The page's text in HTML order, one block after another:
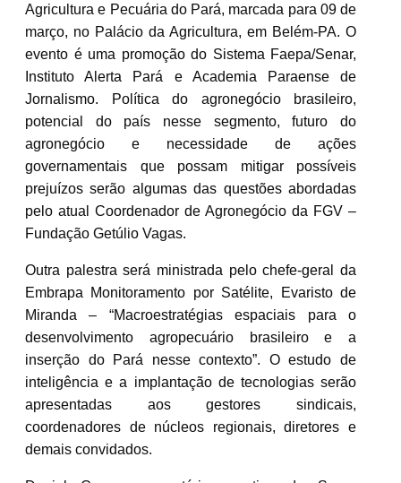
Agricultura e Pecuária do Pará, marcada para 09 de
março, no Palácio da Agricultura, em Belém-PA. O
evento é uma promoção do Sistema Faepa/Senar,
Instituto Alerta Pará e Academia Paraense de
Jornalismo. Política do agronegócio brasileiro,
potencial do país nesse segmento, futuro do
agronegócio e necessidade de ações
governamentais que possam mitigar possíveis
prejuízos serão algumas das questões abordadas
pelo atual Coordenador de Agronegócio da FGV –
Fundação Getúlio Vagas.
Outra palestra será ministrada pelo chefe-geral da
Embrapa Monitoramento por Satélite, Evaristo de
Miranda – “Macroestratégias espaciais para o
desenvolvimento agropecuário brasileiro e a
inserção do Pará nesse contexto”. O estudo de
inteligência e a implantação de tecnologias serão
apresentadas aos gestores sindicais,
coordenadores de núcleos regionais, diretores e
demais convidados.